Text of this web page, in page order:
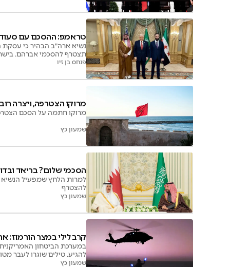
טראמפ: ההסכם עם
נשיא ארה"ב הבהיר כי עסקת
תצטרף להסכמי אברהם.
פנחס בן זיו
מרוקו הצטרפה, ויצרה
מרוקו חתמה על הסכם
שמעון כץ
הסכמי שלום? בריאד
למרות הלחץ שמפעיל הנשיא
להצטרף
שמעון כץ
קרב לילי במצר הורמוז:
במערכת הביטחון
להגיע. טילים שוגרו לעבר
שמעון כץ